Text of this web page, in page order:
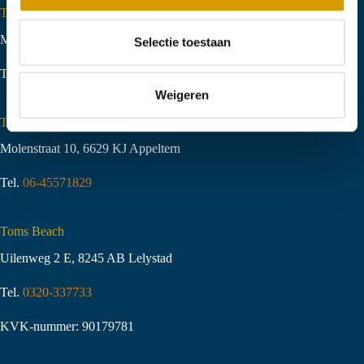
e
Selectie toestaan
Weigeren
Toms Creek Zwolle
Middeldijk 20, 8094 PS Hattemerbroek
Tel.06-51058490
Toms Creek Appeltern
Molenstraat 10, 6629 KJ Appeltern
Tel. 06-45571829
Toms Beach
Uilenweg 2 E, 8245 AB Lelystad
Tel. 0320-337733
KVK-nummer: 90179781